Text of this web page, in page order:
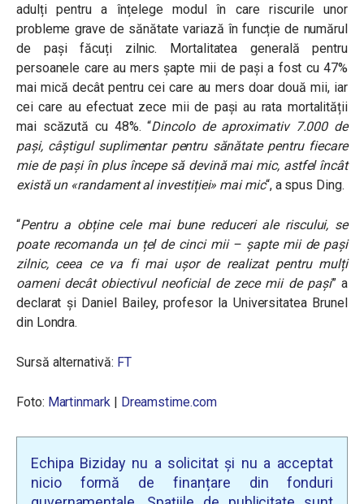
adulți pentru a înțelege modul în care riscurile unor
probleme grave de sănătate variază în funcție de numărul
de pași făcuți zilnic. Mortalitatea generală pentru
persoanele care au mers șapte mii de pași a fost cu 47%
mai mică decât pentru cei care au mers doar două mii, iar
cei care au efectuat zece mii de pași au rata mortalității
mai scăzută cu 48%. “Dincolo de aproximativ 7.000 de
pași, câștigul suplimentar pentru sănătate pentru fiecare
mie de pași în plus începe să devină mai mic, astfel încât
există un «randament al investiției» mai mic“, a spus Ding.
“Pentru a obține cele mai bune reduceri ale riscului, se
poate recomanda un țel de cinci mii – șapte mii de pași
zilnic, ceea ce va fi mai ușor de realizat pentru mulți
oameni decât obiectivul neoficial de zece mii de pași” a
declarat și Daniel Bailey, profesor la Universitatea Brunel
din Londra.
Sursă alternativă: FT
Foto: Martinmark| Dreamstime.com
Echipa Biziday nu a solicitat și nu a acceptat
nicio formă de finanțare din fonduri